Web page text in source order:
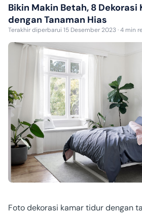
Bikin Makin Betah, 8 Dekorasi
dengan Tanaman Hias
Terakhir diperbarui 15 Desember 2023 · 4 min
Foto dekorasi kamar tidur dengan